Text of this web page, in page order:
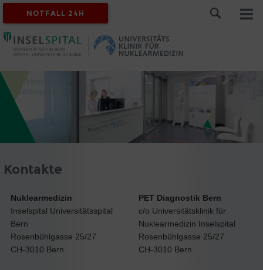
NOTFALL 24H
Kontakte
Nuklearmedizin
Inselspital Universitätsspital
Bern
Rosenbühlgasse 25/27
CH-3010 Bern
PET Diagnostik Bern
c/o Universitätsklinik für
Nuklearmedizin Inselspital
Rosenbühlgasse 25/27
CH-3010 Bern